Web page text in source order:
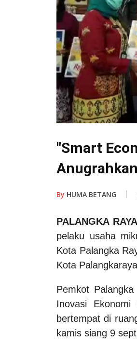
"Smart
By HUMA BETANG
PALANGKA
pelaku usaha
Kota Palangka
Kota
Pemkot
Inovasi
bertempat di
kamis siang 9